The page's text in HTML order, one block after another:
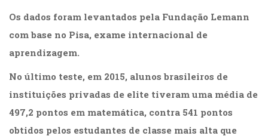
Educação
Especial
Fisioterapia
Fonoaudiologia
(54)
Gestalt-
Os dados foram levantados pela Fundação Lemann
com base no Pisa, exame internacional de
aprendizagem.
No último teste, em 2015, alunos brasileiros de
instituições privadas de elite tiveram uma média de
497,2 pontos em matemática, contra 541 pontos
obtidos pelos estudantes de classe mais alta que